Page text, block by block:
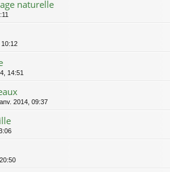
naturelle
10:12
14:51
2014, 09:37